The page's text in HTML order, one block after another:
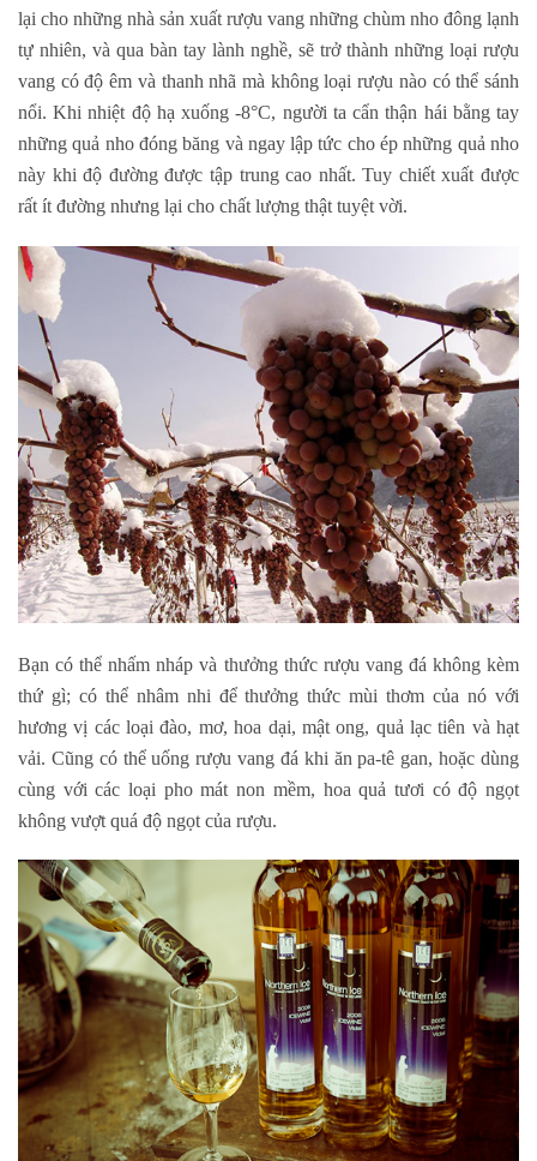
lại cho những nhà sản xuất rượu vang những chùm nho đông lạnh
tự nhiên, và qua bàn tay lành nghề, sẽ trở thành những loại rượu
vang có độ êm và thanh nhã mà không loại rượu nào có thể sánh
nổi. Khi nhiệt độ hạ xuống -8°C, người ta cẩn thận hái bằng tay
những quả nho đóng băng và ngay lập tức cho ép những quả nho
này khi độ đường được tập trung cao nhất. Tuy chiết xuất được
rất ít đường nhưng lại cho chất lượng thật tuyệt vời.
Bạn có thể nhấm nháp và thưởng thức rượu vang đá không kèm
thứ gì; có thể nhâm nhi để thưởng thức mùi thơm của nó với
hương vị các loại đào, mơ, hoa dại, mật ong, quả lạc tiên và hạt
vải. Cũng có thể uống rượu vang đá khi ăn pa-tê gan, hoặc dùng
cùng với các loại pho mát non mềm, hoa quả tươi có độ ngọt
không vượt quá độ ngọt của rượu.